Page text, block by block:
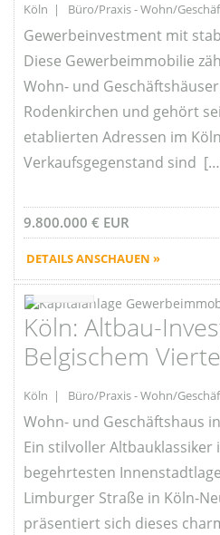
Köln | Büro/Praxis - Wohn/
Gewerbeinvestment mit
Diese Gewerbeimmobilie
Wohn- und
Rodenkirchen und gehört
etablierten Adressen im
Verkaufsgegenstand sind
9.800.000 € EUR
DETAILS ANSCHAUEN »
Favorite
Köln: Altbau-
Belgischem
Köln | Büro/Praxis - Wohn/
Wohn- und Geschäftshaus
Ein stilvoller Altbauklassiker
begehrtesten
Limburger Straße in Köln-
präsentiert sich dieses